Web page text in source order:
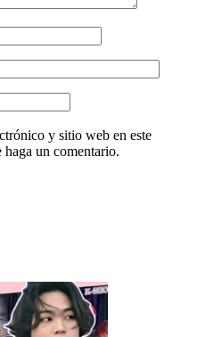
y sitio web en este
un comentario.